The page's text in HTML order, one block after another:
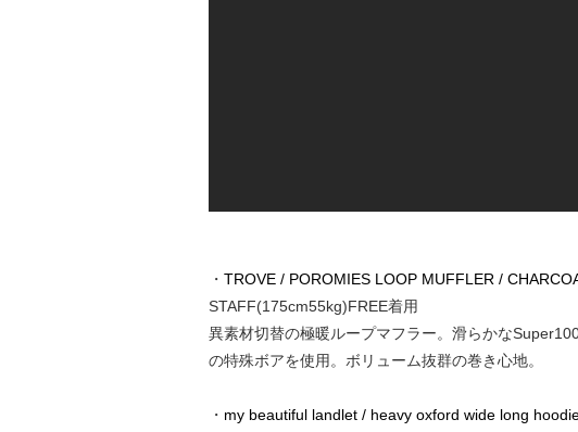
・ TROVE / POROMIES LOOP MUFFLER /
STAFF(175cm55kg)FREE着用
異素材切替の極暖ループマフラー。滑らかな
の特殊ボアを使用。ボリューム抜群の巻き心地。
・ my beautiful landlet / heavy oxford wide long